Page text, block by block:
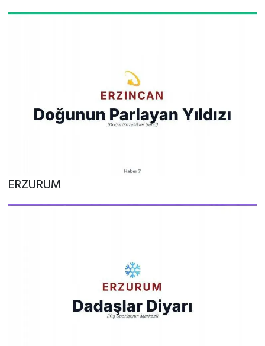
ERZURUM